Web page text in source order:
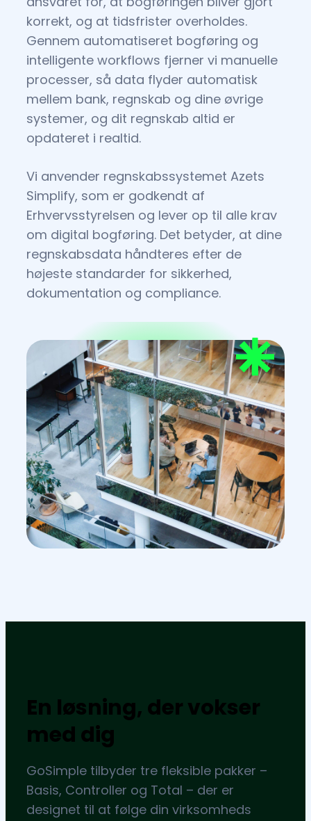
korrekt, og at tidsfrister overholdes.
Gennem automatiseret bogføring og
intelligente workflows fjerner vi manuelle
processer, så data flyder automatisk
mellem bank, regnskab og dine øvrige
systemer, og dit regnskab altid er
opdateret i realtid.
Vi anvender regnskabssystemet Azets
Simplify, som er godkendt af
Erhvervsstyrelsen og lever op til alle krav
om digital bogføring. Det betyder, at dine
regnskabsdata håndteres efter de
højeste standarder for sikkerhed,
dokumentation og compliance.
En løsning, der vokser
med dig
GoSimple tilbyder tre fleksible pakker –
Basis, Controller og Total – der er
designet til at følge din virksomheds